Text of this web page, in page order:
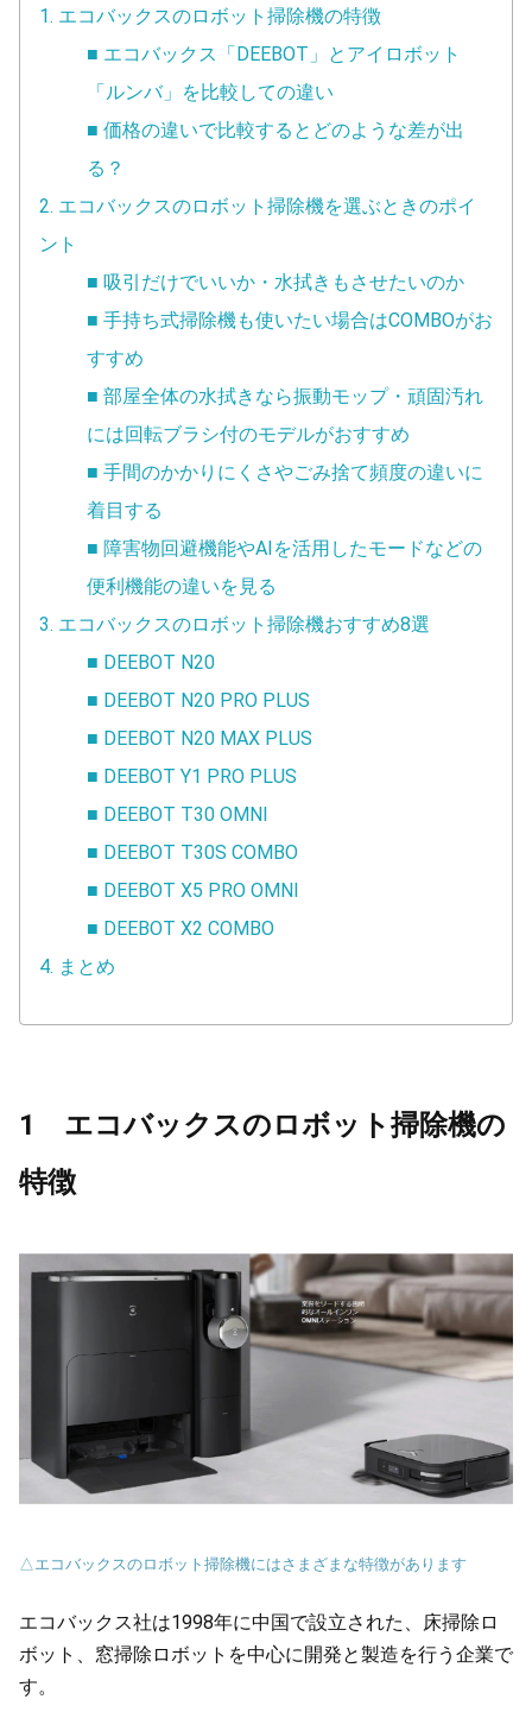
1. エコバックスのロボット掃除機の特徴
■ エコバックス「DEEBOT」とアイロボット
「ルンバ」を比較しての違い
■ 価格の違いで比較するとどのような差が出
る？
2. エコバックスのロボット掃除機を選ぶときのポイ
ント
■ 吸引だけでいいか・水拭きもさせたいのか
■ 手持ち式掃除機も使いたい場合はCOMBOがお
すすめ
■ 部屋全体の水拭きなら振動モップ・頑固汚れ
には回転ブラシ付のモデルがおすすめ
■ 手間のかかりにくさやごみ捨て頻度の違いに
着目する
■ 障害物回避機能やAIを活用したモードなどの
便利機能の違いを見る
3. エコバックスのロボット掃除機おすすめ8選
■ DEEBOT N20
■ DEEBOT N20 PRO PLUS
■ DEEBOT N20 MAX PLUS
■ DEEBOT Y1 PRO PLUS
■ DEEBOT T30 OMNI
■ DEEBOT T30S COMBO
■ DEEBOT X5 PRO OMNI
■ DEEBOT X2 COMBO
4. まとめ
1 エコバックスのロボット掃除機の
特徴
△エコバックスのロボット掃除機にはさまざまな特徴があります
エコバックス社は1998年に中国で設立された、床掃除ロ
ボット、窓掃除ロボットを中心に開発と製造を行う企業で
す。